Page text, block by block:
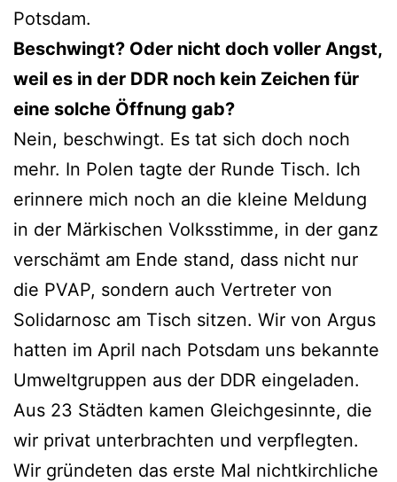
Potsdam.
Beschwingt? Oder nicht doch voller Angst,
weil es in der DDR noch kein Zeichen für
eine solche Öffnung gab?
Nein, beschwingt. Es tat sich doch noch
mehr. In Polen tagte der Runde Tisch. Ich
erinnere mich noch an die kleine Meldung
in der Märkischen Volksstimme, in der ganz
verschämt am Ende stand, dass nicht nur
die PVAP, sondern auch Vertreter von
Solidarnosc am Tisch sitzen. Wir von Argus
hatten im April nach Potsdam uns bekannte
Umweltgruppen aus der DDR eingeladen.
Aus 23 Städten kamen Gleichgesinnte, die
wir privat unterbrachten und verpflegten.
Wir gründeten das erste Mal nichtkirchliche